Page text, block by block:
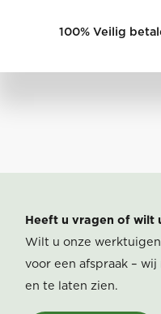
100% Veilig
Heeft u vragen of wilt
Wilt u onze
voor een afspraak –
en te laten zien.